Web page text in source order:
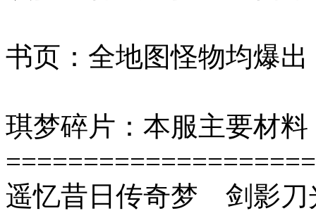
书页：全地图怪物均爆
琪梦碎片：本服主要材
遥忆昔日传奇梦 剑影